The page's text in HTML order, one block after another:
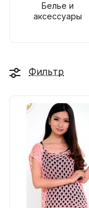
Белье и
аксессуары
Фильтр